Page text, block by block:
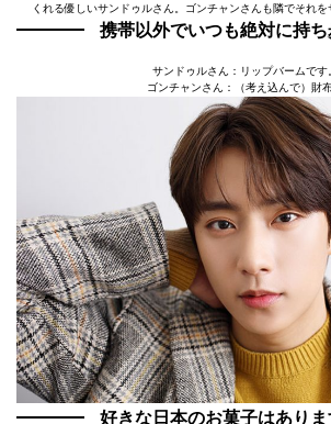
くれる優しいサンドゥルさん。ゴンチャンさんも隣でそれを
携帯以外でいつも絶対に持
サンドゥルさん：リップバームです
ゴンチャンさん：（考え込んで）財布
好きな日本のお菓子はあり